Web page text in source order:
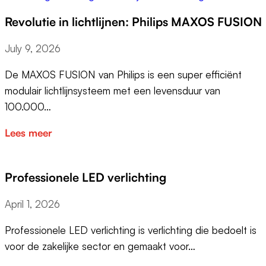
Revolutie in lichtlijnen: Philips MAXOS FUSION
July 9, 2026
De MAXOS FUSION van Philips is een super efficiënt
modulair lichtlijnsysteem met een levensduur van
100.000…
Lees meer
Professionele LED verlichting
April 1, 2026
Professionele LED verlichting is verlichting die bedoelt is
voor de zakelijke sector en gemaakt voor…